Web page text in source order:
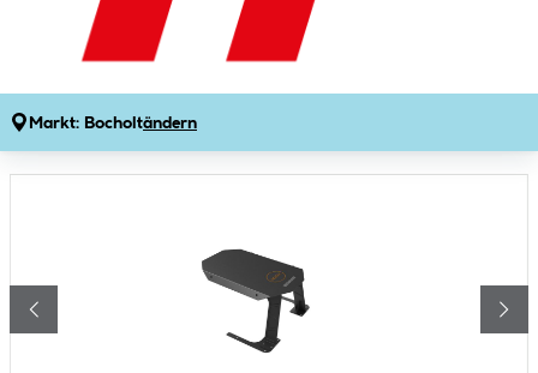
Markt: Bocholtändern
Worx Vision Garage
Artikelnummer: 127410